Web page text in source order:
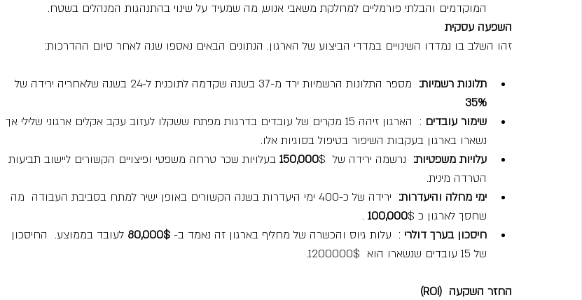
המוקדמים והבלתי פורמליים למחלקת משאבי אנוש, מה שמעיד על שינוי בהתנהגות המנהלים בשטח.
השפעה עסקית
זהו השלב בו נמדדו השינויים במדדי הביצוע של הארגון. הנתונים הבאים נאספו שנה לאחר סיום ההדרכות:
תלונות רשמיות: מספר התלונות הרשמיות ירד מ-37 בשנה שקדמה לתוכנית ל-24 בשנה שלאחריה ירידה של
35%
שימור עובדים
:  הארגון זיהה 15 מקרים של עובדים בדרגות מפתח ששקלו לעזוב עקב אקלים ארגוני שלילי אך
נשארו בארגון בעקבות השיפור בטיפול בסוגיות אלו.
עלויות משפטיות: נרשמה ירידה של
$ בעלויות שכר טרחה משפטי ופיצויים הקשורים ליישוב תביעות
הטרדה מינית.
ימי מחלה והיעדרות:
ירידה של כ-400 ימי היעדרות בשנה הקשורים באופן ישיר למתח בסביבת העבודה  מה
שחסך לארגון כ
100,000$ .
חיסכון בערך דולרי :  עלות גיוס והכשרה של מחליף בארגון זה נאמד ב-
לעובד בממוצע.  החיסכון
של 15 עובדים שנשארו הוא  1200000$.
החזר השקעה  (ROI)